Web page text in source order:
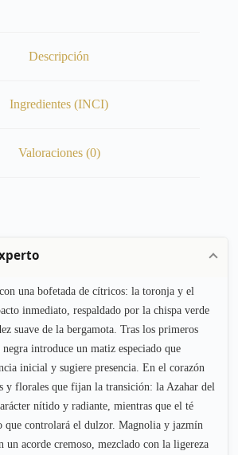
Descripción
Ingredientes (INCI)
Valoraciones (0)
una bofetada de cítricos: la toronja y el
inmediato, respaldado por la chispa verde
suave de la bergamota. Tras los primeros
introduce un matiz especiado que
inicial y sugiere presencia. En el corazón
y florales que fijan la transición: la Azahar del
nítido y radiante, mientras que el té
que controlará el dulzor. Magnolia y jazmín
un acorde cremoso, mezclado con la ligereza